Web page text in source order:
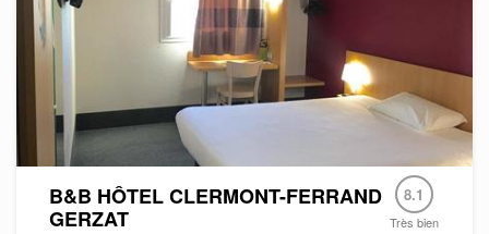
B&B HÔTEL CLERMONT-FERRAND
GERZAT
8.1
Très bien